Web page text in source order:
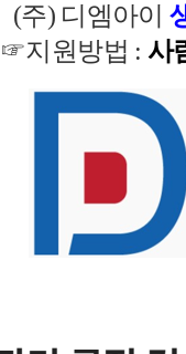
(주) 디엠아이
☞지원방법 :사